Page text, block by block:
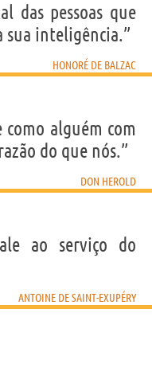
das pessoas que
sua inteligência.”
HONORÉ DE BALZAC
alguém com
do que nós.”
DON HEROLD
ao serviço do
ANTOINE DE SAINT-EXUPÉRY